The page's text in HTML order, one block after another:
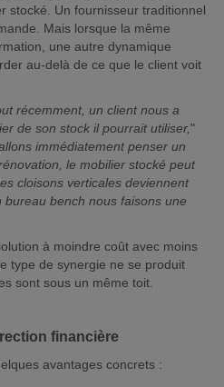
stocké. Un fournisseur traditionnel
Mais lorsque la même
une autre dynamique
au-delà de ce que le client voit
récemment, un client nous a
de son stock il pourrait utiliser,"
immédiatement penser un
le mobilier stocké peut
cloisons verticales deviennent
bench nous faisons une
à moindre coût avec moins
type de synergie ne se produit
sont sous un même toit.
financière
avantages concrets :